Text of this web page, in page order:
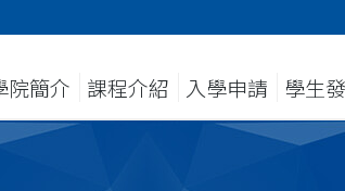
院簡介 課程介紹 入學申請 學生